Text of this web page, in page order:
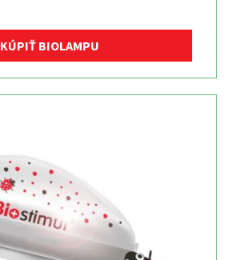
KÚPIŤ BIOLAMPU